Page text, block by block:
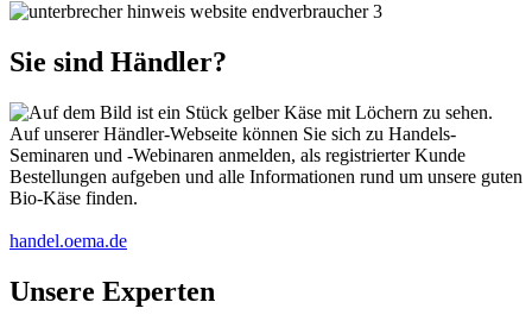
Sie sind Händler?
Auf unserer Händler-Webseite können Sie sich zu Handels-
Seminaren und -Webinaren anmelden, als registrierter Kunde
Bestellungen aufgeben und alle Informationen rund um unsere guten
Bio-Käse finden.
handel.oema.de
Unsere Experten